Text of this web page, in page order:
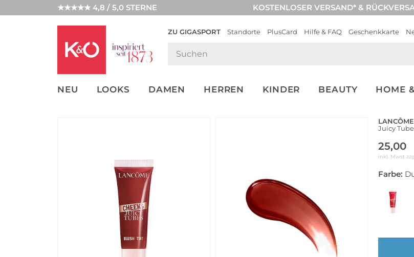
★★★★★ 4,8 / 5,0 STERNE KOSTENLOSER VERSAND* &
ZU GIGASPORT Standorte PlusCard Hilfe & FAQ Geschenkkarte
NEU LOOKS DAMEN HERREN KINDER BEAUTY HOME
UNSERE APP
CLICK &
LANCÔME
Juicy
25,00
inkl. Mwst
Farbe: